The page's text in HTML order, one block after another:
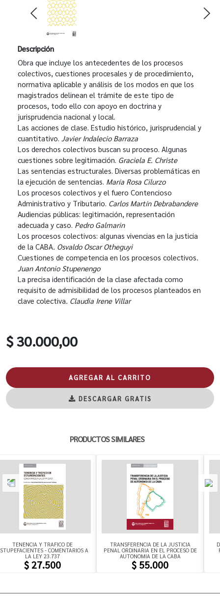
Descripción
Obra que incluye los antecedentes de los procesos
colectivos, cuestiones procesales y de procedimiento,
normativa aplicable y análisis de los modos en que los
magistrados delinean el trámite de este tipo de
procesos, todo ello con apoyo en doctrina y
jurisprudencia nacional y local.
Las acciones de clase. Estudio histórico, jurisprudencial y
cuantitativo.
Javier Indalecio Barraza
Los derechos colectivos buscan su proceso. Algunas
cuestiones sobre legitimación. Graciela E. Christe
Las sentencias estructurales. Diversas problemáticas en
la ejecución de sentencias. María Rosa Cilurzo
Los procesos colectivos y el fuero Contencioso
Administrativo y Tributario. Carlos Martín Debrabandere
Audiencias públicas: legitimación, representación
adecuada y caso. Pedro Galmarin
Los procesos colectivos: algunas vivencias en la justicia
de la CABA . Osvaldo Oscar Otheguyi
Cuestiones de competencia en los procesos colectivos
Juan Antonio Stupenengo
La precisa identificación de la clase afectada como
requisito de admisibilidad de los procesos planteados en
clave colectiva . Claudia Irene Villar
$ 30.000,00
AGREGAR AL CARRITO
DESCARGAR GRATIS
PRODUCTOS SIMILARES
TENENCIA Y TRAFICO DE
- COMENTARIOS A
LA LEY 23.737
$ 27.500
TRANSFERENCIA DE LA JUSTICIA
PENAL ORDINARIA EN EL PROCESO DE
AUTONOMIA DE LA CABA
$ 55.000